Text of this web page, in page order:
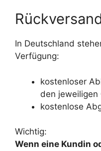
In Deutschland
Verfügung:
kostenloser
den jeweiligen
kostenlose
Wichtig:
Wenn eine Kundin